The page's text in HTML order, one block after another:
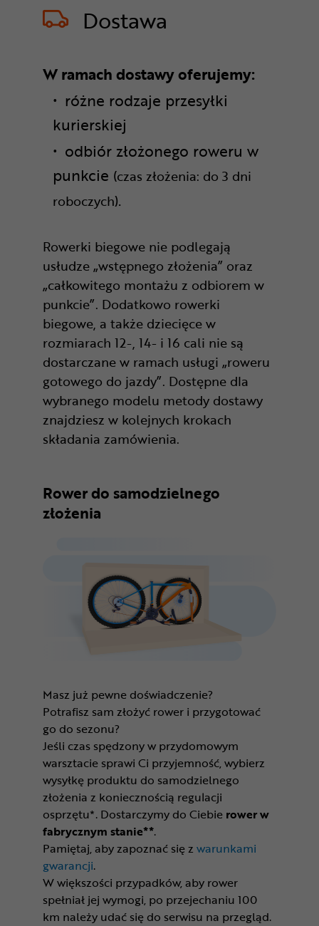
Dostawa
W ramach dostawy oferujemy:
różne rodzaje przesyłki
kurierskiej
odbiór złożonego roweru w
punkcie (czas złożenia: do 3 dni
roboczych).
Rowerki biegowe nie podlegają
usłudze „wstępnego złożenia” oraz
„całkowitego montażu z odbiorem w
punkcie”. Dodatkowo rowerki
biegowe, a także dziecięce w
rozmiarach 12-, 14- i 16 cali nie są
dostarczane w ramach usługi „roweru
gotowego do jazdy”. Dostępne dla
wybranego modelu metody dostawy
znajdziesz w kolejnych krokach
składania zamówienia.
Rower do samodzielnego
złożenia
Masz już pewne doświadczenie?
Potrafisz sam złożyć rower i przygotować
go do sezonu?
Jeśli czas spędzony w przydomowym
warsztacie sprawi Ci przyjemność, wybierz
wysyłkę produktu do samodzielnego
złożenia z koniecznością regulacji
osprzętu*. Dostarczymy do Ciebie rower w
fabrycznym stanie**.
Pamiętaj, aby zapoznać się z warunkami
gwarancji.
W większości przypadków, aby rower
spełniał jej wymogi, po przejechaniu 100
km należy udać się do serwisu na przegląd.